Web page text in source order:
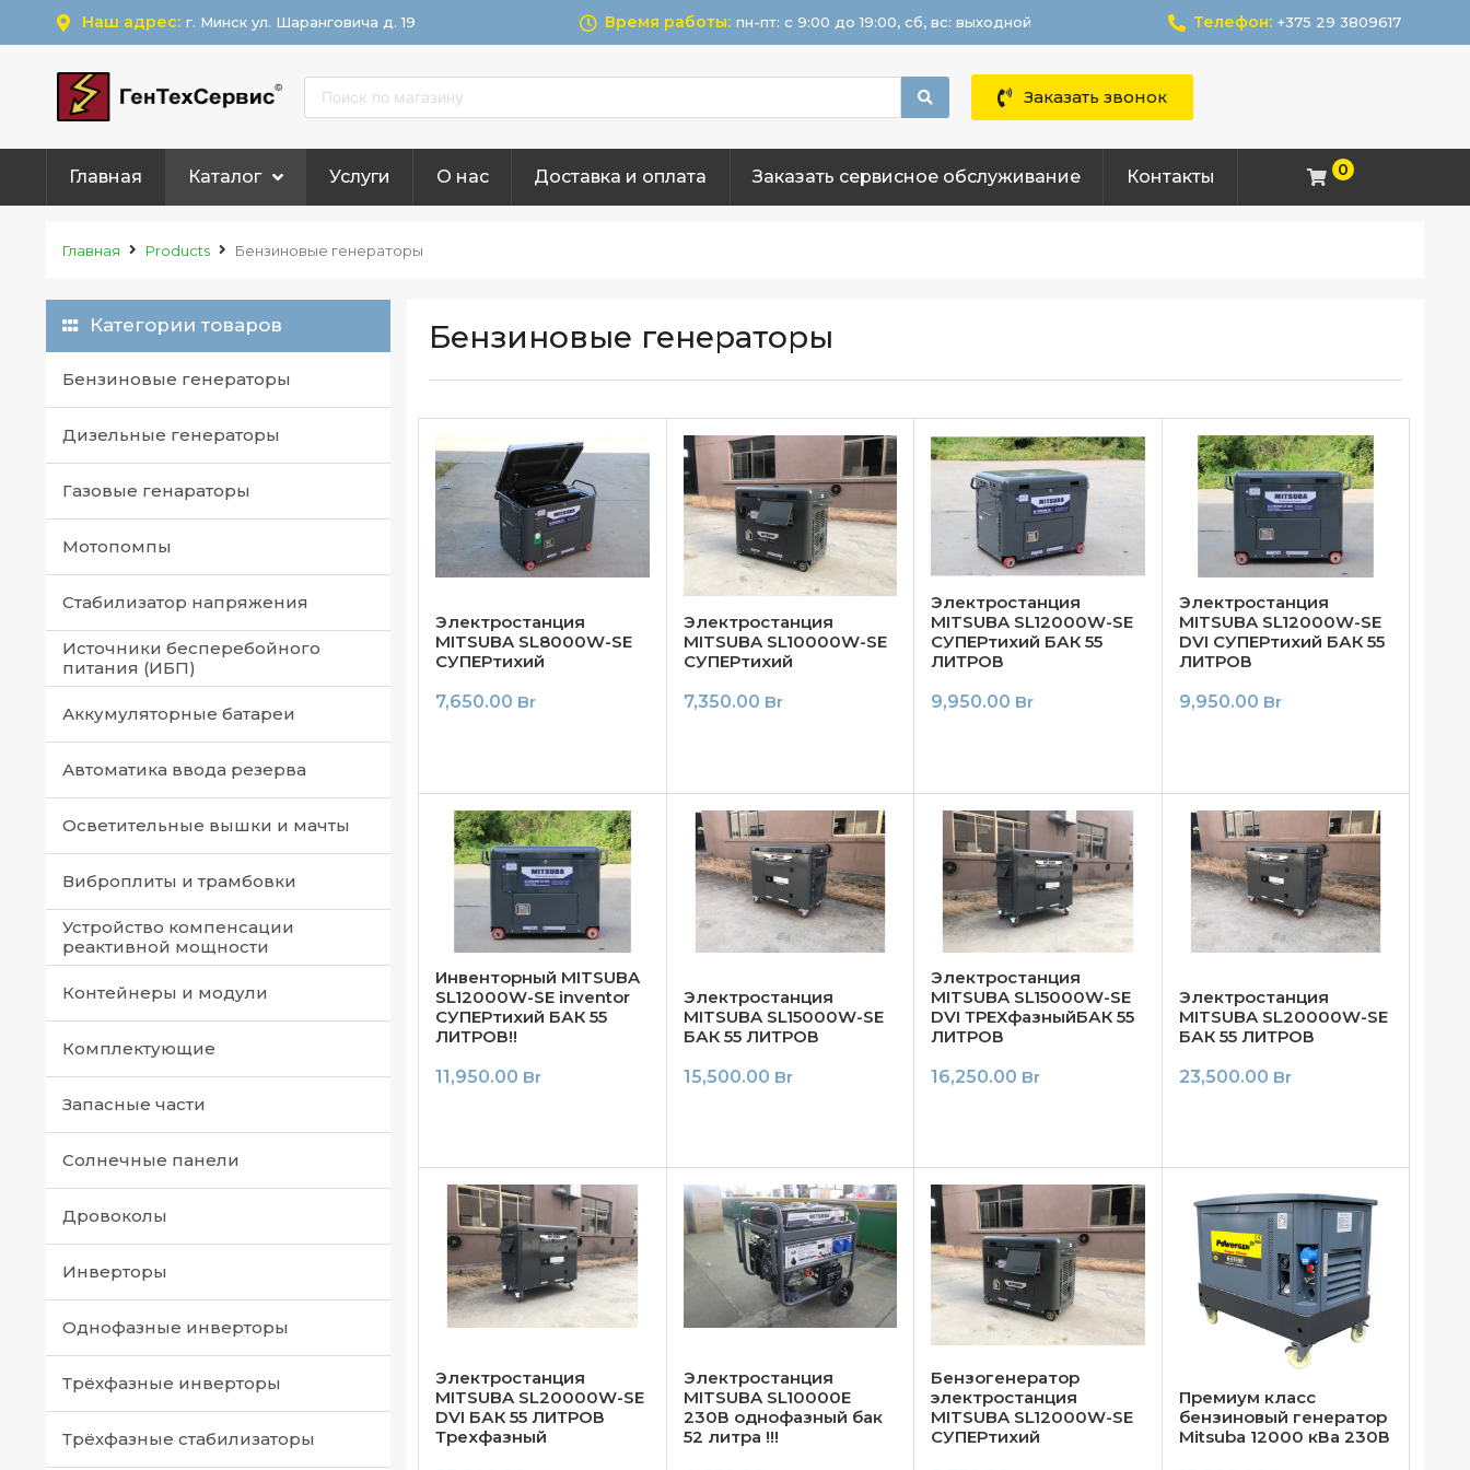
Наш адрес: г. Минск ул. Шаранговича д. 19 Время работы: пн-пт: с 9:00 до 19:00, сб, вс: выходной Телефон: +375 29 3809617
Заказать звонок
Главная Каталог Услуги О нас Доставка и оплата Заказать сервисное обслуживание Контакты 0
Главная Products Бензиновые генераторы
Категории товаров
Бензиновые генераторы
Дизельные генераторы
Газовые генараторы
Мотопомпы
Стабилизатор напряжения
Источники бесперебойного
питания (ИБП)
Аккумуляторные батареи
Автоматика ввода резерва
Осветительные вышки и мачты
Виброплиты и трамбовки
Устройство компенсации
реактивной мощности
Контейнеры и модули
Комплектующие
Запасные части
Солнечные панели
Дровоколы
Инверторы
Однофазные инверторы
Трёхфазные инверторы
Трёхфазные стабилизаторы
Бензиновые генераторы
Электростанция
MITSUBA SL8000W-SE
СУПЕРтихий
7,650.00 Br
Электростанция
MITSUBA SL10000W-SE
СУПЕРтихий
7,350.00 Br
Электростанция
MITSUBA SL12000W-SE
СУПЕРтихий БАК 55
ЛИТРОВ
9,950.00 Br
Электростанция
MITSUBA SL12000W-SE
DVI СУПЕРтихий БАК 55
ЛИТРОВ
9,950.00 Br
Инвенторный MITSUBA
SL12000W-SE inventor
СУПЕРтихий БАК 55
ЛИТРОВ!!
11,950.00 Br
Электростанция
MITSUBA SL15000W-SE
БАК 55 ЛИТРОВ
15,500.00 Br
Электростанция
MITSUBA SL15000W-SE
DVI ТРЕХфазныйБАК 55
ЛИТРОВ
16,250.00 Br
Электростанция
MITSUBA SL20000W-SE
БАК 55 ЛИТРОВ
23,500.00 Br
Электростанция
MITSUBA SL20000W-SE
DVI БАК 55 ЛИТРОВ
Трехфазный
Электростанция
MITSUBA SL10000E
230В однофазный бак
52 литра !!!
Бензогенератор
электростанция
MITSUBA SL12000W-SE
СУПЕРтихий
Премиум класс
бензиновый генератор
Mitsuba 12000 кВа 230В